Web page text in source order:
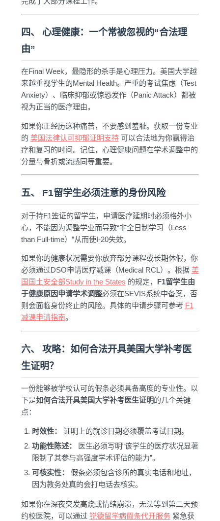
四、 心理健康：一个常被忽视的“合法理
由”
在Final Week，最隐形的杀手是心理压力。美国大学越
来越重视学生的Mental Health。严重的考试焦虑（Test
Anxiety）、临床抑郁或惊恐发作（Panic Attack）都被
视为正当的医疗理由。
如果你正经历这种痛苦，不要感到羞耻。获取一份专业
的 美国法律认可抑郁证明支持可以合法地为你赢得治
疗和复习的时间。记住，心理健康问题在学术调整中的
分量与骨折或流感同等重要。
五、 F1留学生必须注意的身份风险
对于持F1签证的留学生，申请医疗延期时必须格外小
心，不能因为调整学业而导致“非全日制学习（Less
than Full-time）”从而使I-20失效。
如果你的健康状况需要你放弃部分课程或长期休假，你
必须通过DSO申请医疗减课（Medical RCL）。根据 美
国国土安全部Study in the States 的规定， F1留学生由
于健康原因申请学术调整必须在SEVIS系统中备案，否
则会面临身份终止的风险。具体的申请步骤可参考 F1
减课申请指南。
六、 攻略：如何合法开具美国大学补考医
生证明？
一份能够被学校认可的假条必须具备高度的专业性。以
下是如何合法开具美国大学补考医生证明的几个关键
点：
时效性：
证明上的就诊日期必须覆盖考试日期。
功能性陈述：
医生必须写明“该学生的医疗状况显著
限制了其参与高强度学术评估的能力”。
可核实性：
假条必须包含诊所的真实电话和地址，
因为教务处真的会打电话去核实。
如果你在深夜突发高烧或情绪崩溃，无法等到第二天预
约校医院，可以通过 锐德留学病假条代开服务紧急获